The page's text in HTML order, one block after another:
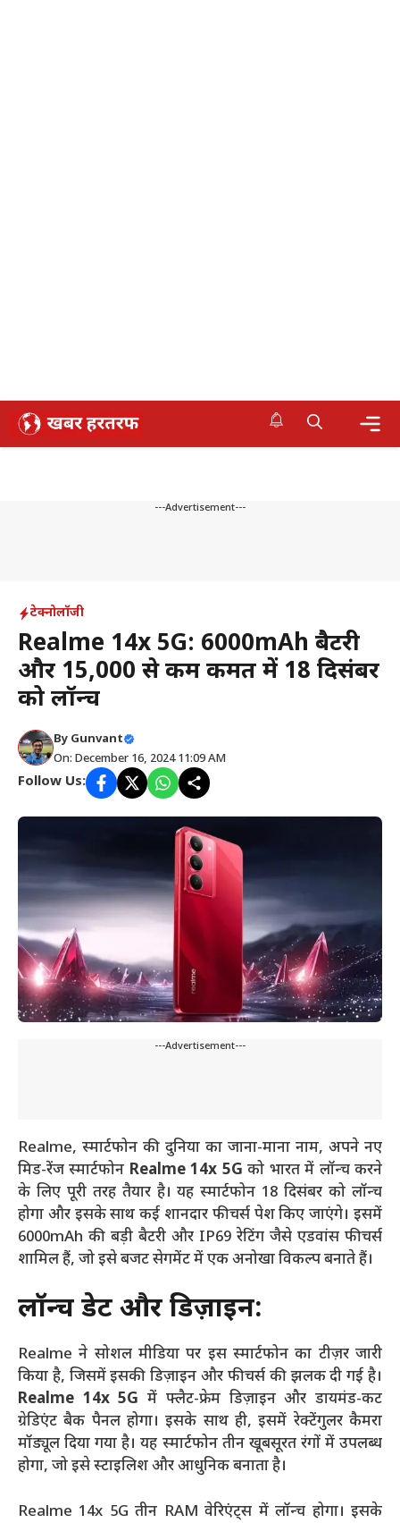
Skip
---Advertisement---
टेक्नोलॉजी
Realme 14x 5G: 6000mAh बैटरी
और ₹15,000 से कम कीमत में 18 दिसंबर
को लॉन्च
By Gunvant
On: December 16, 2024 11:09 AM
Follow Us:
---Advertisement---
Realme, स्मार्टफोन की दुनिया का जाना-माना नाम, अपने नए
मिड-रेंज स्मार्टफोन Realme 14x 5G को भारत में लॉन्च करने
के लिए पूरी तरह तैयार है। यह स्मार्टफोन 18 दिसंबर को लॉन्च
होगा और इसके साथ कई शानदार फीचर्स पेश किए जाएंगे। इसमें
6000mAh की बड़ी बैटरी और IP69 रेटिंग जैसे एडवांस फीचर्स
शामिल हैं, जो इसे बजट सेगमेंट में एक अनोखा विकल्प बनाते हैं।
लॉन्च डेट और डिज़ाइन:
Realme ने सोशल मीडिया पर इस स्मार्टफोन का टीज़र जारी
किया है, जिसमें इसकी डिज़ाइन और फीचर्स की झलक दी गई है।
Realme 14x 5G में फ्लैट-फ्रेम डिज़ाइन और डायमंड-कट
ग्रेडिएंट बैक पैनल होगा। इसके साथ ही, इसमें रेक्टेंगुलर कैमरा
मॉड्यूल दिया गया है। यह स्मार्टफोन तीन खूबसूरत रंगों में उपलब्ध
होगा, जो इसे स्टाइलिश और आधुनिक बनाता है।
Realme 14x 5G तीन RAM वेरिएंट्स में लॉन्च होगा। इसके